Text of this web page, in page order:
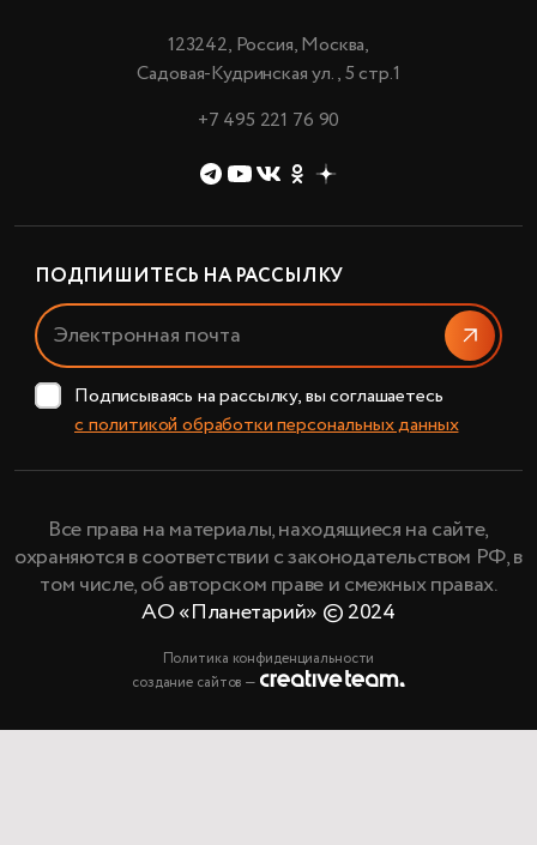
123242, Россия, Москва,
Садовая-Кудринская ул., 5 стр.1
+7 495 221 76 90
ПОДПИШИТЕСЬ НА РАССЫЛКУ
Подписываясь на рассылку, вы соглашаетесь
с политикой обработки персональных данных
Все права на материалы, находящиеся на сайте,
охраняются в соответствии с законодательством РФ, в
том числе, об авторском праве и смежных правах.
АО «Планетарий» © 2024
Политика конфиденциальности
создание сайтов —